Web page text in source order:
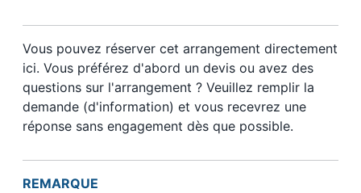
Vous pouvez réserver cet arrangement directement
ici. Vous préférez d'abord un devis ou avez des
questions sur l'arrangement ? Veuillez remplir la
demande (d'information) et vous recevrez une
réponse sans engagement dès que possible.
REMARQUE